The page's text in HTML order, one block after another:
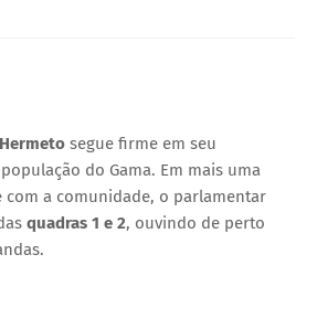
Hermeto segue firme em seu
do Gama. Em mais uma
com a comunidade, o parlamentar
quadras 1 e 2, ouvindo de perto